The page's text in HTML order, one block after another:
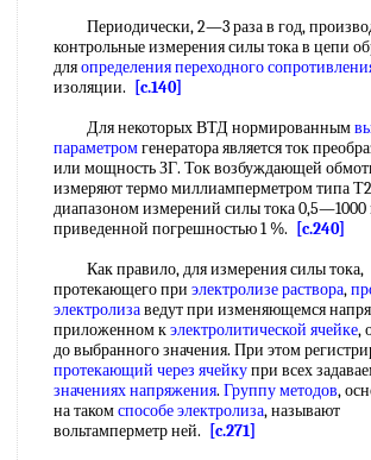
Периодически, 2—3 раза в год,
контрольные измерения силы тока в цепи
дляопределения переходного
изоляции.
[c.140]
Для некоторых ВТД нормированным
параметромгенератора является ток
или мощность ЗГ. Ток возбуждающей
измеряют термо миллиамперметром типа
диапазоном измерений силы тока
приведенной погрешностью 1 %.
[c.240]
Как правило, для измерения силы тока,
протекающего при электролизе раствора,
электролизаведут при изменяющемся
приложенном кэлектролитической ячейке,
до выбранного значения. При этом
протекающий через ячейкупри всех
значениях напряжения. Группу методов,
на такомспособе электролиза, называют
вольтамперметр ней.
[c.271]